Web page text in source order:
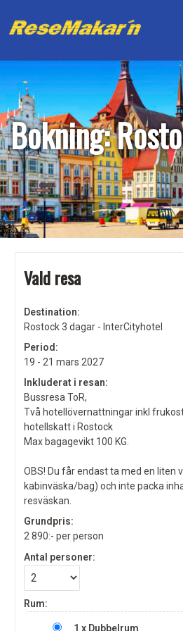
Bokning:
Vald resa
Destination:
Rostock 3 dagar - InterCityhotel
Period:
19 - 21 mars 2027
Inkluderat i resan:
Bussresa ToR,
Två hotellövernattningar inkl
hotellskatt i Rostock
Max bagagevikt 100 KG.
OBS! Du får endast ta med en liten
kabinväska/bag) och inte packa
resväskan.
Grundpris:
2 890:- per person
Antal personer:
Rum:
1 x Dubbelrum